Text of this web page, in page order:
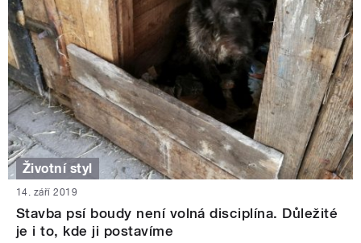
Životní styl
14. září 2019
Stavba psí boudy není volná disciplína. Důležité
je i to, kde ji postavíme